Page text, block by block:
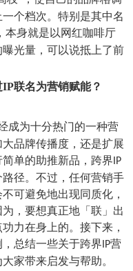
个档次。特别是其中名
，本身就是以网红咖啡厅
光量，可以说抵上了前
联名为营销赋能？
成为十分热门的一种营
品牌传播度，还是扩展
单的助推新品，跨界IP
径。不过，任何营销手
可避免地出现同质化，
，要想真正地「联」出
力在身上的。接下来，
总结一些关于跨界IP营
家带来启发与帮助。